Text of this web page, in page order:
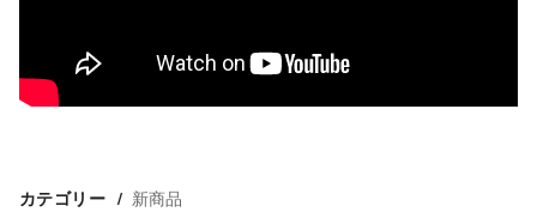
カテゴリー 新商品